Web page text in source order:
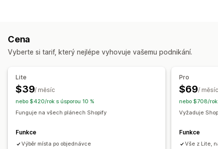
Na základě hmotnosti
Více původů
Přizpůsobení
Vlastní notifikace
Přejmenování možností
Geolokace Více jazyků Více měn
Vlastní zprávy
Cena
Vyberte si tarif, který nejlépe vyhovuje vašemu podnikání.
Lite
$39/ měsíc
nebo $420/rok s úsporou 10 %
Funguje na všech plánech Shopify
Funkce
Výběr místa po objednávce
Pro
$69/ měsíc
nebo $708/rok
Vyžaduje
Funkce
Vše z Lite,